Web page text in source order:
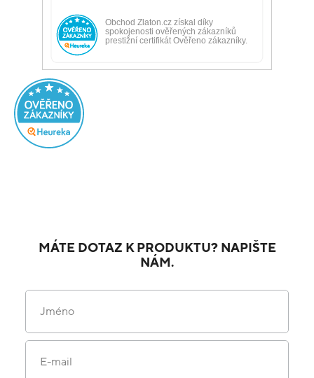
MÁTE DOTAZ K PRODUKTU? NAPIŠTE
NÁM.
Jméno
E-mail